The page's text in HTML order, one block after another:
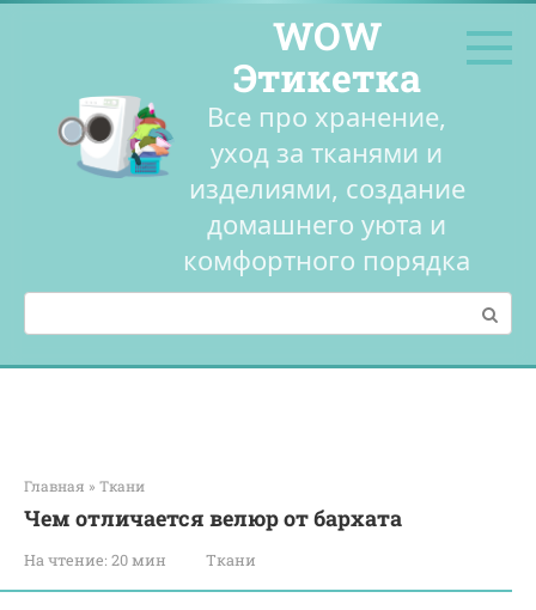
Перейти
WOW
Этикетка
Все про хранение,
уход за тканями и
изделиями, создание
домашнего уюта и
комфортного порядка
Поиск:
Главная » Ткани
Чем отличается велюр от бархата
На чтение: 20 мин Ткани